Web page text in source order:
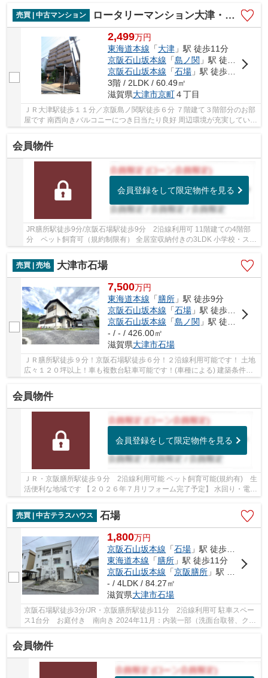
売買 | 中古マンション
ロータリーマンション大津・京町
2,499万円
東海道本線 「大津」駅 徒歩11分
京阪石山坂本線 「島ノ関 」駅 徒歩6分
京阪石山坂本線 「石場」駅 徒歩7分
3階 / 2LDK / 60.49㎡
滋賀県大津市京町４丁目
ＪＲ大津駅徒歩１１分／京阪島ノ関駅徒歩６分 ７階建て３階部分のお部
屋です 南西向きバルコニーにつき日当たり良好 周辺環境が充実していま
会員物件
会員登録をして限定物件を見る
JR膳所駅徒歩9分/京阪石場駅徒歩9分 2沿線利用可 11階建ての4階部
分 ペット飼育可（規約制限有） 全居室収納付きの3LDK 小学校・スー
パー徒歩10分圏内です
売買 | 売地
大津市石場
7,500万円
東海道本線 「膳所」駅 徒歩9分
京阪石山坂本線 「石場」駅 徒歩6分
京阪石山坂本線 「島ノ関 」駅 徒歩12分
- / - / 426.00㎡
滋賀県大津市石場
ＪＲ膳所駅徒歩９分！京阪石場駅徒歩６分！２沿線利用可能です！ 土地
広々１２０坪以上！車も複数台駐車可能です！(車種による) 建築条件無
しの土地！好きな工務店・ハウスメーカーで...
会員物件
会員登録をして限定物件を見る
ＪＲ・京阪膳所駅徒歩９分 2沿線利用可能 ペット飼育可能(規約有) 生
活便利な地域です 【２０２６年７月リフォーム完了予定】 水回り・電気
温水器・建具・スイッチ・コンセント・照...
売買 | 中古テラスハウス
石場
1,800万円
京阪石山坂本線 「石場 」駅 徒歩3分
東海道本線 「膳所 」駅 徒歩11分
京阪石山坂本線 「京阪膳所 」駅 徒歩11分
- / 4LDK / 84.27㎡
滋賀県大津市石場
京阪石場駅徒歩3分/JR・京阪膳所駅徒歩11分 2沿線利用可 駐車スペー
ス1台分 お庭付き 南向き 2024年11月：内装一部（洗面台取替、クロ
ス、襖、CFほか工事済） スーパー・コンビニ・...
会員物件